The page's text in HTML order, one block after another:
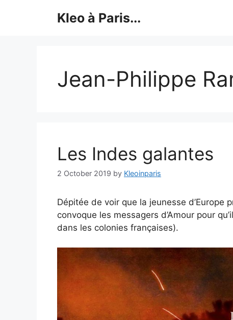
Kleo à Paris...
Jean-Philippe
Les Indes galantes
2 October 2019 by Kleoinparis
Dépitée de voir que la jeunesse d’Europe
convoque les messagers d’Amour pour
dans les colonies françaises).